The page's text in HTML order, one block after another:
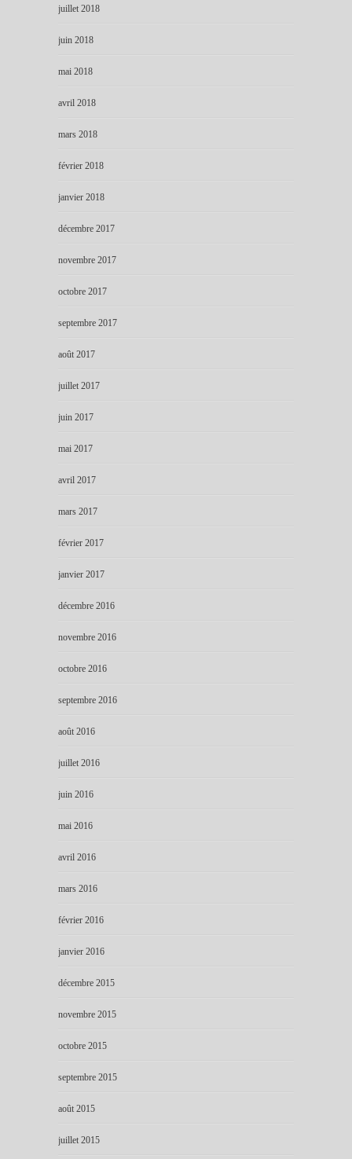
juillet 2018
juin 2018
mai 2018
avril 2018
mars 2018
février 2018
janvier 2018
décembre 2017
novembre 2017
octobre 2017
septembre 2017
août 2017
juillet 2017
juin 2017
mai 2017
avril 2017
mars 2017
février 2017
janvier 2017
décembre 2016
novembre 2016
octobre 2016
septembre 2016
août 2016
juillet 2016
juin 2016
mai 2016
avril 2016
mars 2016
février 2016
janvier 2016
décembre 2015
novembre 2015
octobre 2015
septembre 2015
août 2015
juillet 2015